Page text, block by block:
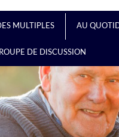
MULTIPLES AU
DE DISCUSSION